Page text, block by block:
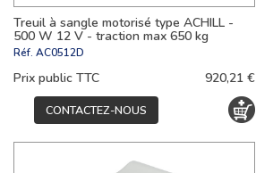
Treuil à sangle motorisé type ACHILL -
500 W 12 V - traction max 650 kg
Réf. AC0512D
Prix public TTC 920,21 €
CONTACTEZ-NOUS